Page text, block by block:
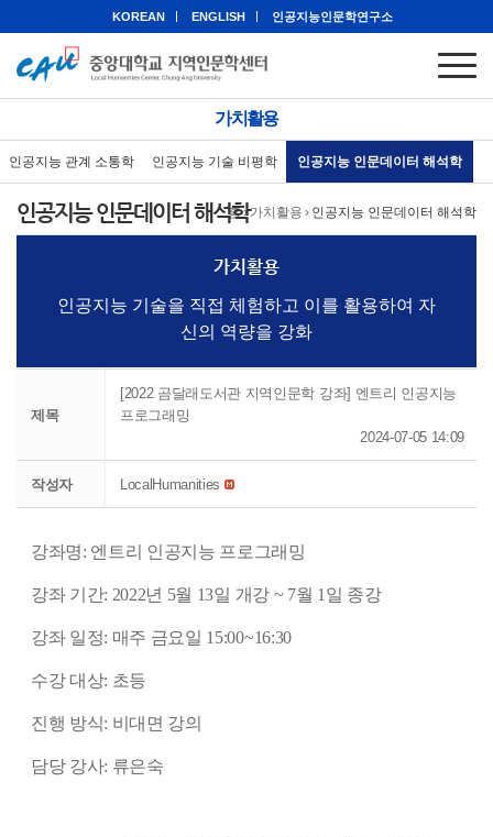
KOREAN ENGLISH 인공지능인문학연구소
가치활용
인공지능 관계 소통학 인공지능 기술 비평학 인공지능 인문데이터 해석학
홈›가치활용 › 인공지능 인문데이터 해석학
인공지능 인문데이터 해석학
가치활용
인공지능 기술을 직접 체험하고 이를 활용하여 자
신의 역량을 강화
제목
[2022 곰달래도서관 지역인문학 강좌] 엔트리 인공지능
프로그래밍
2024-07-05 14:09
작성자 LocalHumanities
강좌명: 엔트리 인공지능 프로그래밍
강좌 기간: 2022년 5월 13일 개강 ~ 7월 1일 종강
강좌 일정: 매주 금요일 15:00~16:30
수강 대상: 초등
진행 방식: 비대면 강의
담당 강사: 류은숙